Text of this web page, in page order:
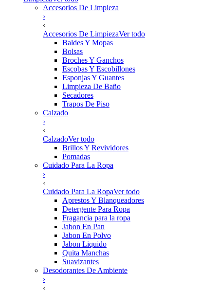
Accesorios De Limpieza
›
‹
Accesorios De LimpiezaVer todo
Baldes Y Mopas
Bolsas
Broches Y Ganchos
Escobas Y Escobillones
Esponjas Y Guantes
Limpieza De Baño
Secadores
Trapos De Piso
Calzado
›
‹
CalzadoVer todo
Brillos Y Revividores
Pomadas
Cuidado Para La Ropa
›
‹
Cuidado Para La RopaVer todo
Aprestos Y Blanqueadores
Detergente Para Ropa
Fragancia para la ropa
Jabon En Pan
Jabon En Polvo
Jabon Liquido
Quita Manchas
Suavizantes
Desodorantes De Ambiente
›
‹